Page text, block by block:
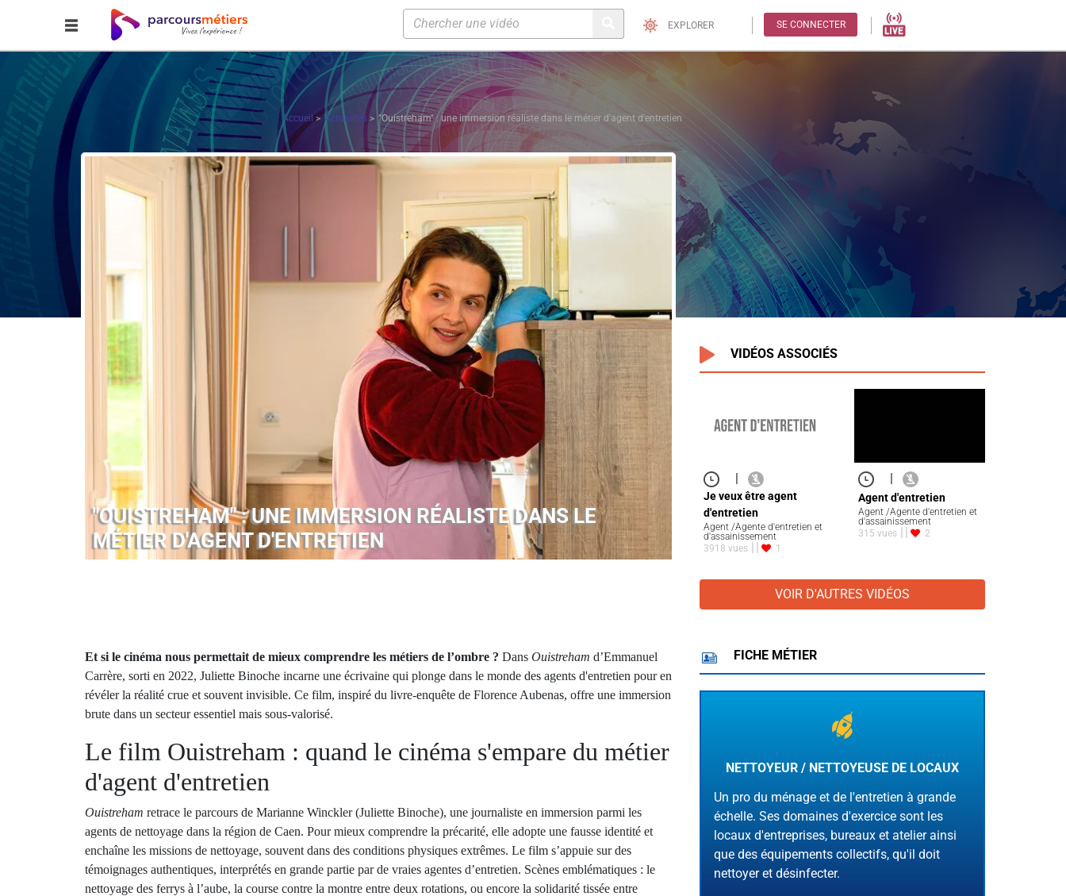
EXPLORER SE CONNECTER
Accueil Actualités "Ouistreham" : une immersion réaliste dans le métier d'agent d'entretien
"OUISTREHAM" : UNE IMMERSION RÉALISTE DANS LE
MÉTIER D'AGENT D'ENTRETIEN
Et si le cinéma nous permettait de mieux comprendre les métiers de l’ombre ? Dans Ouistreham d’Emmanuel
Carrère, sorti en 2022, Juliette Binoche incarne une écrivaine qui plonge dans le monde des agents d'entretien pour en
révéler la réalité crue et souvent invisible. Ce film, inspiré du livre-enquête de Florence Aubenas, offre une immersion
brute dans un secteur essentiel mais sous-valorisé.
Le film Ouistreham : quand le cinéma s'empare du métier
d'agent d'entretien
Ouistreham retrace le parcours de Marianne Winckler (Juliette Binoche), une journaliste en immersion parmi les
agents de nettoyage dans la région de Caen. Pour mieux comprendre la précarité, elle adopte une fausse identité et
enchaîne les missions de nettoyage, souvent dans des conditions physiques extrêmes. Le film s’appuie sur des
témoignages authentiques, interprétés en grande partie par de vraies agentes d’entretien. Scènes emblématiques : le
nettoyage des ferrys à l’aube, la course contre la montre entre deux rotations, ou encore la solidarité tissée entre
VIDÉOS ASSOCIÉS
|
Je veux être agent
d'entretien
Agent /Agente d'entretien et
d'assainissement
3918 vues
1
|
Agent d'entretien
Agent /Agente d'entretien et
d'assainissement
315 vues
2
VOIR D'AUTRES VIDÉOS
FICHE MÉTIER
NETTOYEUR / NETTOYEUSE DE LOCAUX
Un pro du ménage et de l'entretien à grande
échelle. Ses domaines d'exercice sont les
locaux d'entreprises, bureaux et atelier ainsi
que des équipements collectifs, qu'il doit
nettoyer et désinfecter.